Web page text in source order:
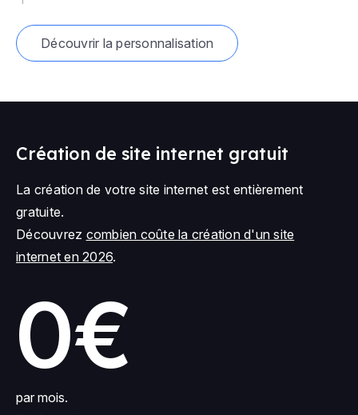
Découvrir la personnalisation
Création de site internet gratuit
La création de votre site internet est entièrement
gratuite.
Découvrez combien coûte la création d'un site
internet en 2026.
0€
par mois.